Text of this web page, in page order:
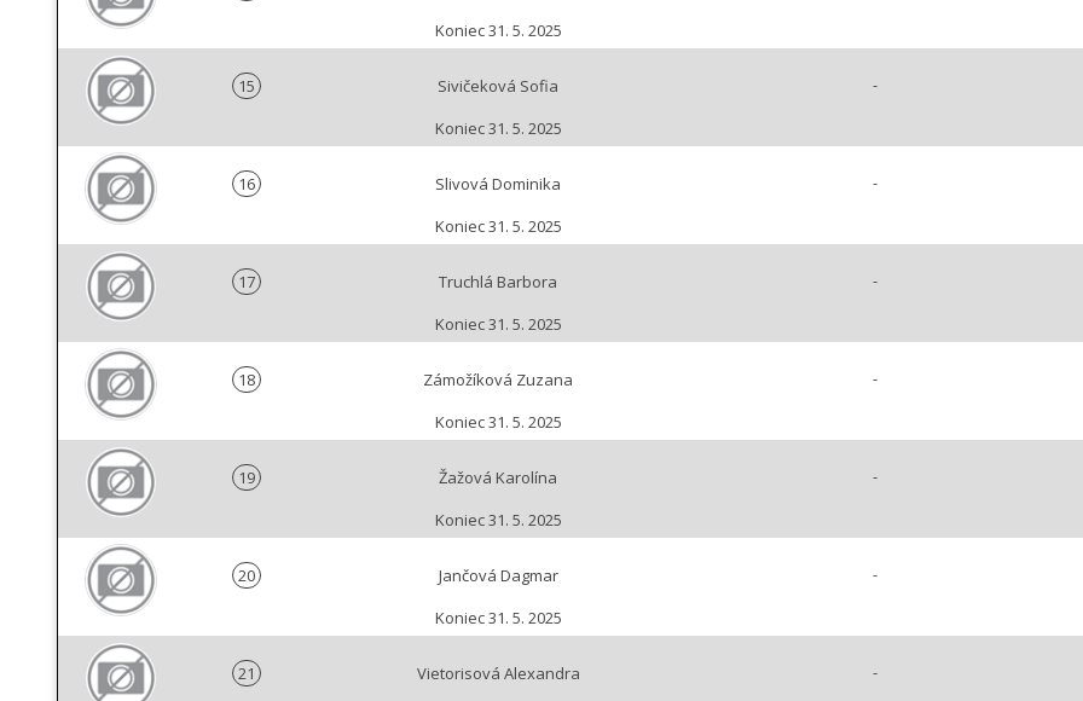
Koniec 31. 5. 2025
15
Sivičeková Sofia
Koniec 31. 5. 2025
-
16
Slivová Dominika
Koniec 31. 5. 2025
-
17
Truchlá Barbora
Koniec 31. 5. 2025
-
18
Zámožíková Zuzana
Koniec 31. 5. 2025
-
19
Žažová Karolína
Koniec 31. 5. 2025
-
20
Jančová Dagmar
Koniec 31. 5. 2025
-
21
Vietorisová Alexandra
-